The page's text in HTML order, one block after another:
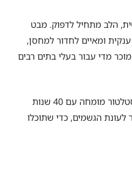
הלב מתחיל לדפוק. מבט
ומאיים לחדור למחסן,
מדי עבור בעלי בתים רבים
אבל האמת היא שאת רוב המקרים הללו ניתן וצריך למנוע באמצעות היערכות נכונה. פה אני, רונאל, אינסטלטור מומחה עם 40 שנות
הגשמים, כדי שתוכלו